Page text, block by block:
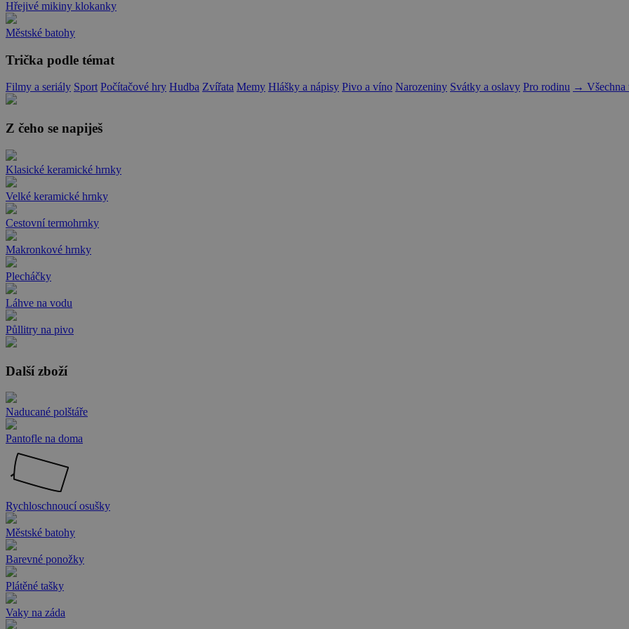
Hřejivé mikiny klokanky
Městské batohy
Trička podle témat
Filmy a seriály Sport Počítačové hry Hudba Zvířata Memy Hlášky a nápisy Pivo a víno Narozeniny Svátky a oslavy Pro rodinu → Všechna
Z čeho se napiješ
Klasické keramické hrnky
Velké keramické hrnky
Cestovní termohrnky
Makronkové hrnky
Plecháčky
Láhve na vodu
Půllitry na pivo
Další zboží
Naducané polštáře
Pantofle na doma
Rychloschnoucí osušky
Městské batohy
Barevné ponožky
Plátěné tašky
Vaky na záda